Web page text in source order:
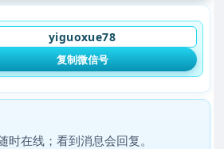
yiguoxue78
复制微信号
时在线；看到消息会回复。